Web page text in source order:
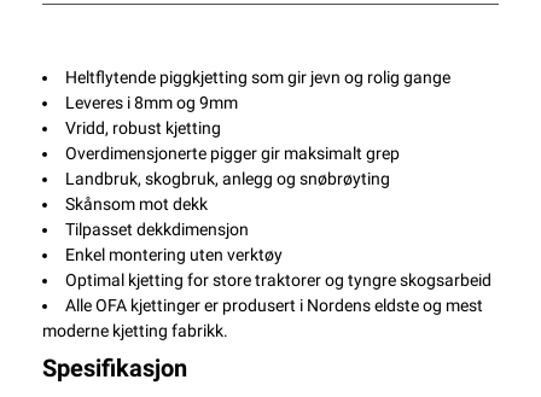
Heltflytende piggkjetting som gir jevn og rolig gange
Leveres i 8mm og 9mm
Vridd, robust kjetting
Overdimensjonerte pigger gir maksimalt grep
Landbruk, skogbruk, anlegg og snøbrøyting
Skånsom mot dekk
Tilpasset dekkdimensjon
Enkel montering uten verktøy
Optimal kjetting for store traktorer og tyngre skogsarbeid
Alle OFA kjettinger er produsert i Nordens eldste og mest
moderne kjetting fabrikk.
Spesifikasjon